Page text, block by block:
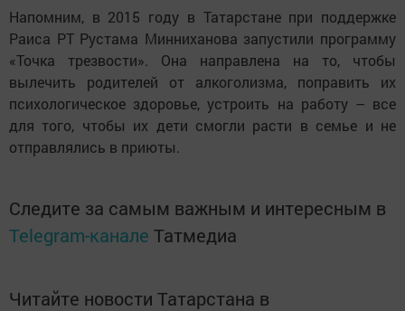
Напомним, в 2015 году в Татарстане при поддержке
Раиса РТ Рустама Минниханова запустили программу
«Точка трезвости». Она направлена на то, чтобы
вылечить родителей от алкоголизма, поправить их
психологическое здоровье, устроить на работу – все
для того, чтобы их дети смогли расти в семье и не
отправлялись в приюты.
Следите за самым важным и интересным в
Telegram-канале Татмедиа
Читайте новости Татарстана в